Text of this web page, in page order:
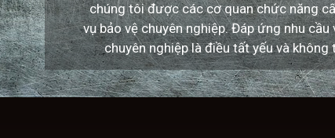
chúng tôi được các cơ quan chức năng
vụ bảo vệ chuyên nghiệp. Đáp ứng nhu
chuyên nghiệp là điều tất yếu và